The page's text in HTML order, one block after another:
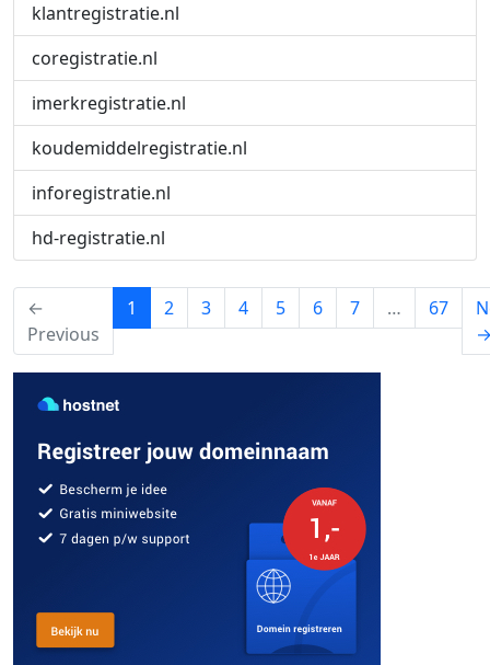
klantregistratie.nl
coregistratie.nl
imerkregistratie.nl
koudemiddelregistratie.nl
inforegistratie.nl
hd-registratie.nl
←
Previous
1 (current)
2 3 4 5 6 7 … 67